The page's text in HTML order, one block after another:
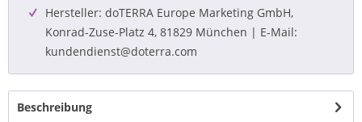
Hersteller: doTERRA Europe Marketing GmbH,
Konrad-Zuse-Platz 4, 81829 München | E-Mail:
kundendienst@doterra.com
Beschreibung